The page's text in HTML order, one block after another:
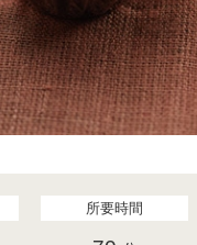
所要時間